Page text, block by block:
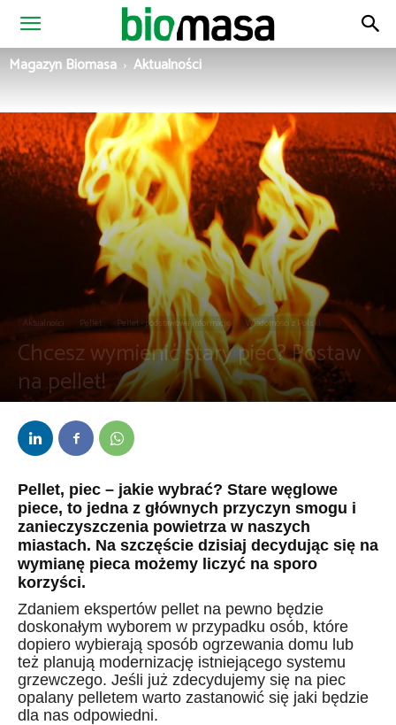
Magazyn
Magazyn Biomasa Aktualności
Aktualności Pellet Pellet - podstawowe informacje Wiadomości z Polski
Chcesz wymienić stary piec? Postaw
na pellet!
Pellet, piec – jakie wybrać? Stare węglowe
piece, to jedna z głównych przyczyn smogu i
zanieczyszczenia powietrza w naszych
miastach. Na szczęście dzisiaj decydując się na
wymianę pieca możemy liczyć na sporo
korzyści.
Zdaniem ekspertów pellet na pewno będzie
doskonałym wyborem w przypadku osób, które
dopiero wybierają sposób ogrzewania domu lub
też planują modernizację istniejącego systemu
grzewczego. Jeśli już zdecydujemy się na piec
opalany pelletem warto zastanowić się jaki będzie
dla nas odpowiedni.